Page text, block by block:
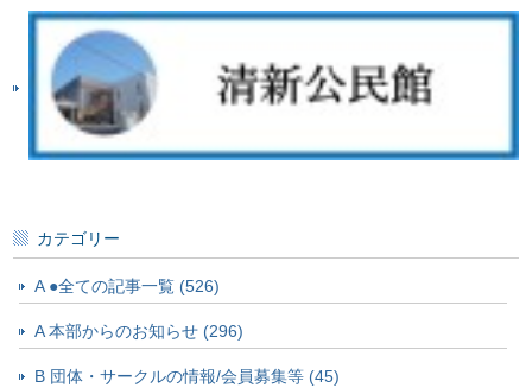
カテゴリー
A ●全ての記事一覧 (526)
A 本部からのお知らせ (296)
B 団体・サークルの情報/会員募集等 (45)